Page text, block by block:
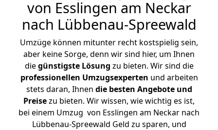
von Esslingen am Neckar
nach Lübbenau-Spreewald
Umzüge können mitunter recht kostspielig sein,
aber keine Sorge, denn wir sind hier, um Ihnen
diegünstigste Lösung zu bieten. Wir sind die
professionellen Umzugsexperten und arbeiten
stets daran, Ihnen die besten Angebote und
Preisezu bieten. Wir wissen, wie wichtig es ist,
bei einem Umzug von Esslingen am Neckar nach
Lübbenau-Spreewald Geld zu sparen, und